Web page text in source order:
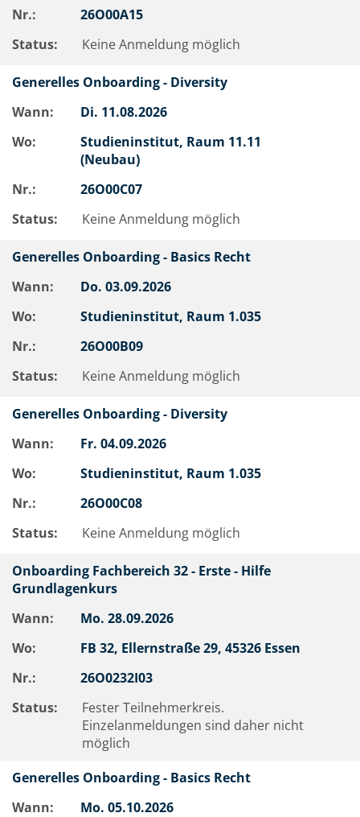
Nr.:
26O00A15
Status:
Keine Anmeldung möglich
Generelles Onboarding - Diversity
Wann:
Di. 11.08.2026
Wo:
Studieninstitut, Raum 11.11
(Neubau)
Nr.:
26O00C07
Status:
Keine Anmeldung möglich
Generelles Onboarding - Basics Recht
Wann:
Do. 03.09.2026
Wo:
Studieninstitut, Raum 1.035
Nr.:
26O00B09
Status:
Keine Anmeldung möglich
Generelles Onboarding - Diversity
Wann:
Fr. 04.09.2026
Wo:
Studieninstitut, Raum 1.035
Nr.:
26O00C08
Status:
Keine Anmeldung möglich
Onboarding Fachbereich 32 - Erste - Hilfe
Grundlagenkurs
Wann:
Mo. 28.09.2026
Wo:
FB 32, Ellernstraße 29, 45326 Essen
Nr.:
26O0232I03
Status:
Fester Teilnehmerkreis.
Einzelanmeldungen sind daher nicht
möglich
Generelles Onboarding - Basics Recht
Wann:
Mo. 05.10.2026